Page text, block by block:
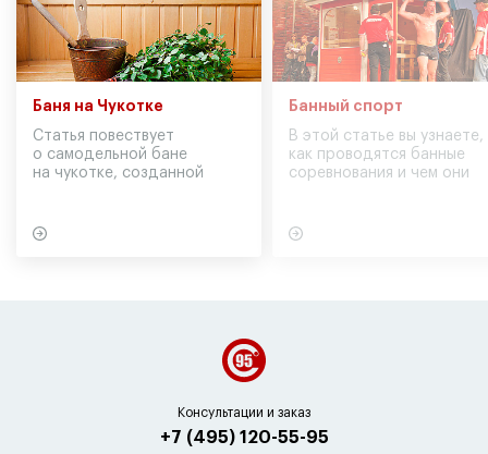
Баня на Чукотке
Статья повествует
о самодельной бане
на чукотке, созданной
Банный спорт
В этой статье вы узнаете,
как проводятся банные
соревнования и чем они
Консультации и заказ
+7 (495) 120-55-95